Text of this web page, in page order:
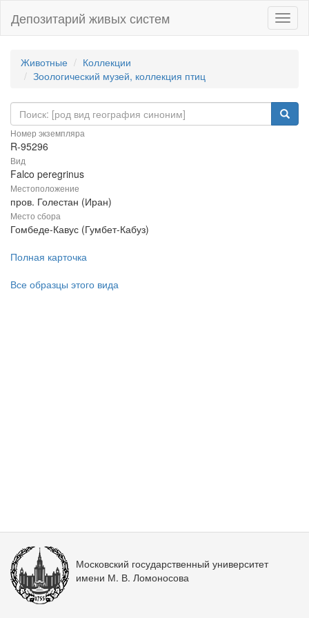
Депозитарий живых систем
Животные
Коллекции
Зоологический музей, коллекция птиц
Номер экземпляра
R-95296
Вид
Falco peregrinus
Местоположение
пров. Голестан (Иран)
Место сбора
Гомбеде-Кавус (Гумбет-Кабуз)
Полная карточка
Все образцы этого вида
Московский государственный университет
имени М. В. Ломоносова